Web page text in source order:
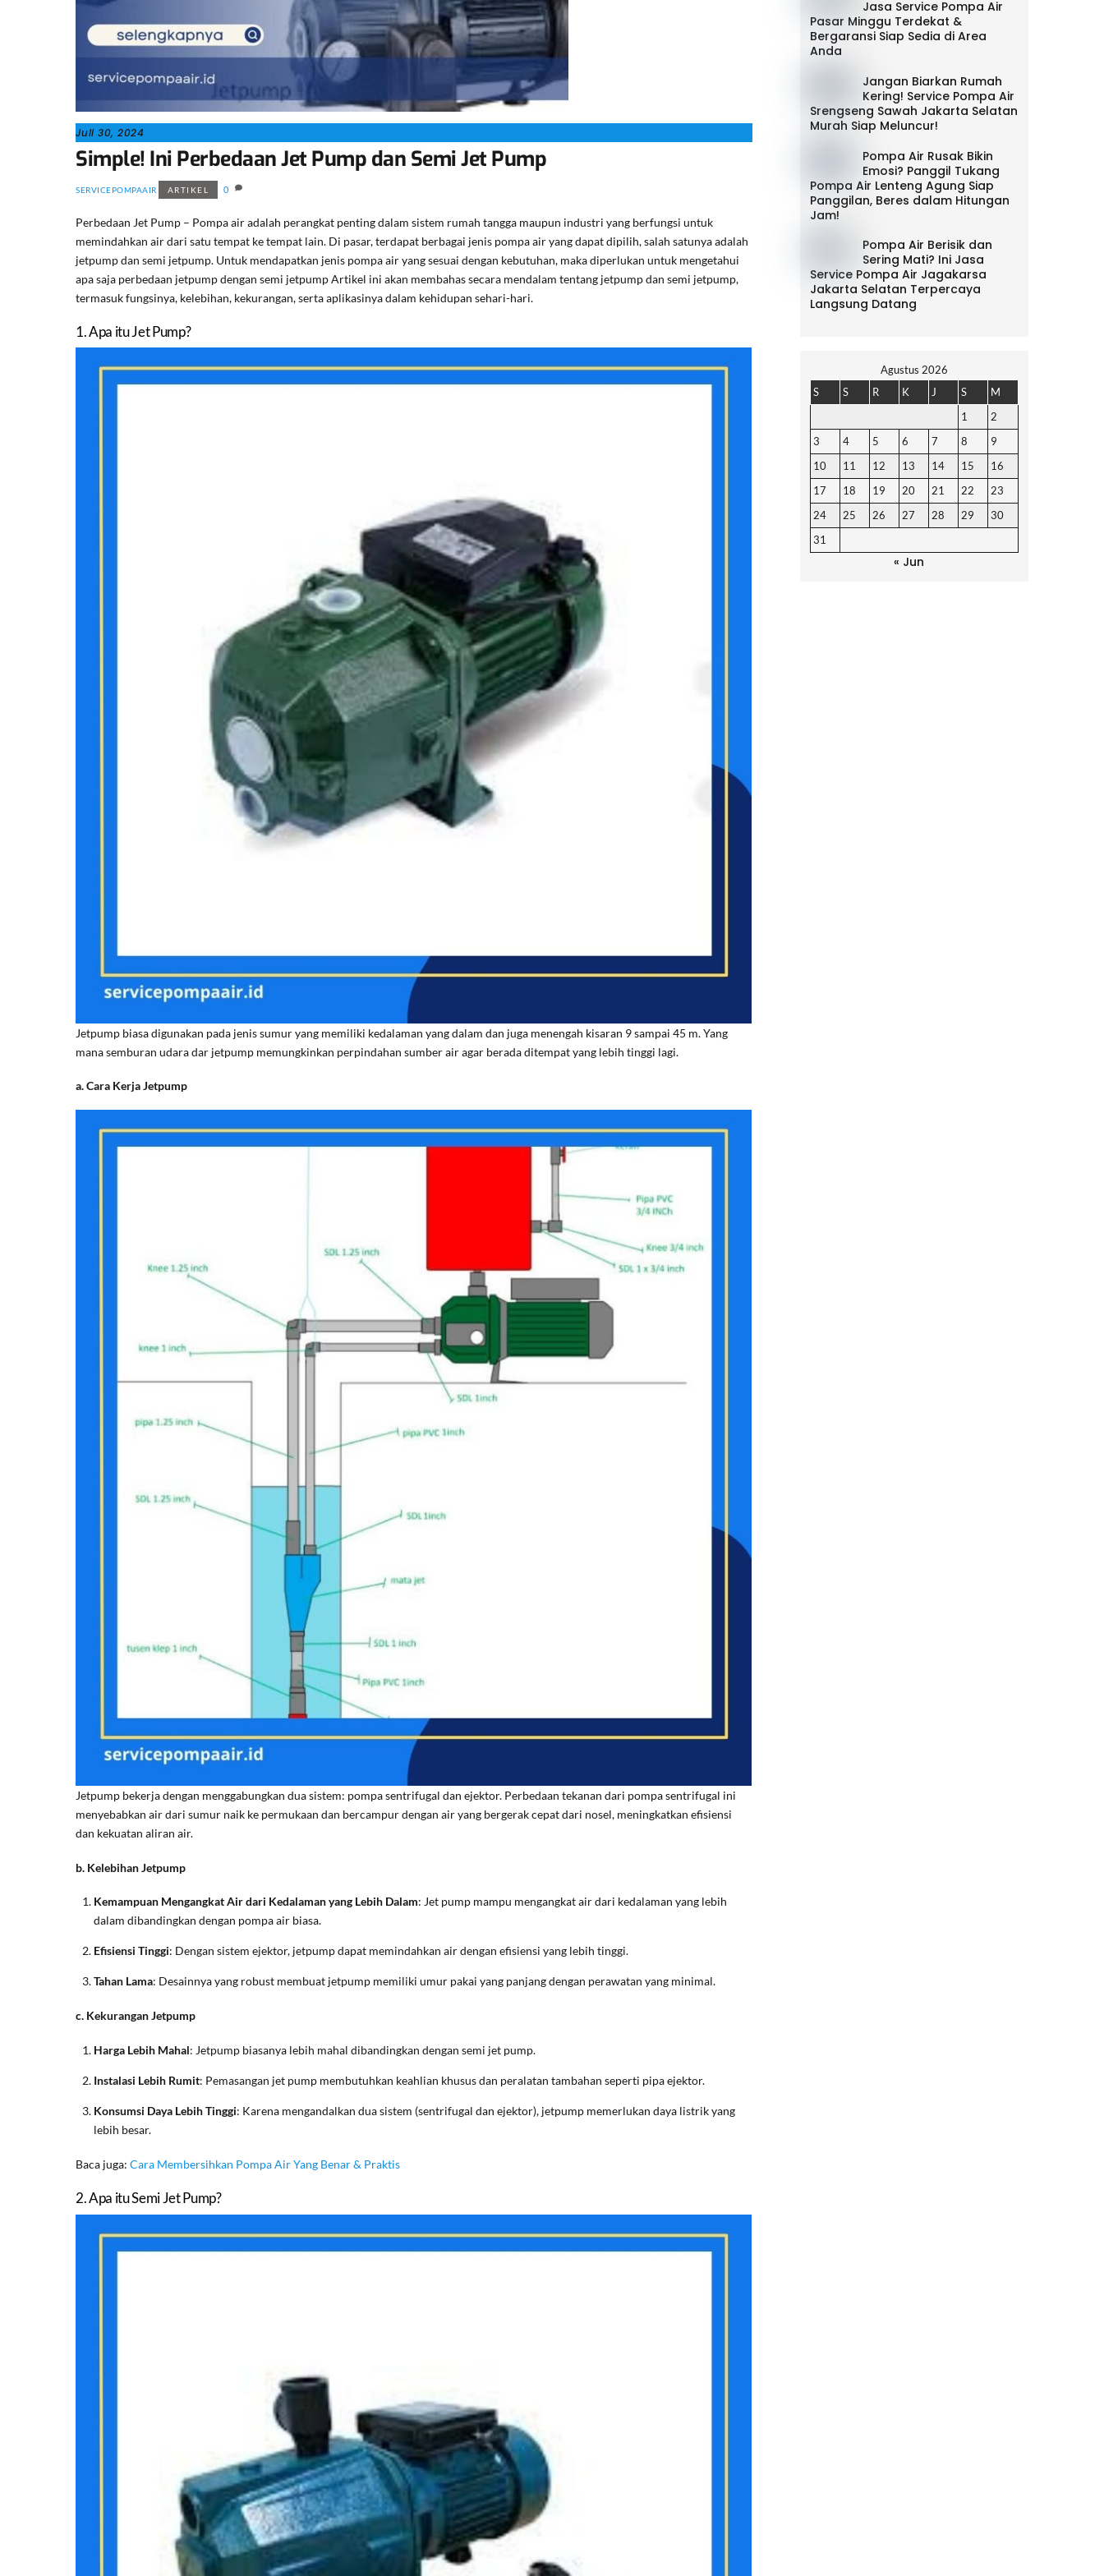
Juli 30, 2024
Simple! Ini Perbedaan Jet Pump dan Semi Jet Pump
SERVICEPOMPAAIR ARTIKEL 0
Perbedaan Jet Pump – Pompa air adalah perangkat penting dalam sistem rumah tangga maupun industri yang berfungsi untuk
memindahkan air dari satu tempat ke tempat lain. Di pasar, terdapat berbagai jenis pompa air yang dapat dipilih, salah satunya adalah
jetpump dan semi jetpump. Untuk mendapatkan jenis pompa air yang sesuai dengan kebutuhan, maka diperlukan untuk mengetahui
apa saja perbedaan jetpump dengan semi jetpump Artikel ini akan membahas secara mendalam tentang jetpump dan semi jetpump,
termasuk fungsinya, kelebihan, kekurangan, serta aplikasinya dalam kehidupan sehari-hari.
1. Apa itu Jet Pump?
Jetpump biasa digunakan pada jenis sumur yang memiliki kedalaman yang dalam dan juga menengah kisaran 9 sampai 45 m. Yang
mana semburan udara dar jetpump memungkinkan perpindahan sumber air agar berada ditempat yang lebih tinggi lagi.
a. Cara Kerja Jetpump
Jetpump bekerja dengan menggabungkan dua sistem: pompa sentrifugal dan ejektor. Perbedaan tekanan dari pompa sentrifugal ini
menyebabkan air dari sumur naik ke permukaan dan bercampur dengan air yang bergerak cepat dari nosel, meningkatkan efisiensi
dan kekuatan aliran air.
b. Kelebihan Jetpump
Kemampuan Mengangkat Air dari Kedalaman yang Lebih Dalam: Jet pump mampu mengangkat air dari kedalaman yang lebih
dalam dibandingkan dengan pompa air biasa.
Efisiensi Tinggi: Dengan sistem ejektor, jetpump dapat memindahkan air dengan efisiensi yang lebih tinggi.
Tahan Lama: Desainnya yang robust membuat jetpump memiliki umur pakai yang panjang dengan perawatan yang minimal.
c. Kekurangan Jetpump
Harga Lebih Mahal: Jetpump biasanya lebih mahal dibandingkan dengan semi jet pump.
Instalasi Lebih Rumit: Pemasangan jet pump membutuhkan keahlian khusus dan peralatan tambahan seperti pipa ejektor.
Konsumsi Daya Lebih Tinggi: Karena mengandalkan dua sistem (sentrifugal dan ejektor), jetpump memerlukan daya listrik yang
lebih besar.
Baca juga: Cara Membersihkan Pompa Air Yang Benar & Praktis
2. Apa itu Semi Jet Pump?
Jasa Service Pompa Air
Pasar Minggu Terdekat &
Bergaransi Siap Sedia di Area
Anda
Jangan Biarkan Rumah
Kering! Service Pompa Air
Srengseng Sawah Jakarta Selatan
Murah Siap Meluncur!
Pompa Air Rusak Bikin
Emosi? Panggil Tukang
Pompa Air Lenteng Agung Siap
Panggilan, Beres dalam Hitungan
Jam!
Pompa Air Berisik dan
Sering Mati? Ini Jasa
Service Pompa Air Jagakarsa
Jakarta Selatan Terpercaya
Langsung Datang
Agustus 2026
S
S R K J S
M
1
2
3
4 5 6 7 8
9
10
11 12 13 14 15
16
17
18 19 20 21 22
23
24
25 26 27 28 29
30
31
« Jun